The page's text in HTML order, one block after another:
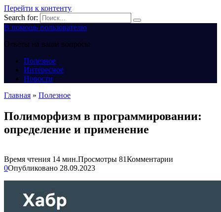
Перейти к контенту
Search for:
В помощь пользователю
Ответы на ваши вопросы
Полезное
Интересное
Новости
Главная » Полезное
Полиморфизм в программировании:
определение и применение
Время чтения 14 мин.Просмотры 81Комментарии
0Опубликовано 28.09.2023